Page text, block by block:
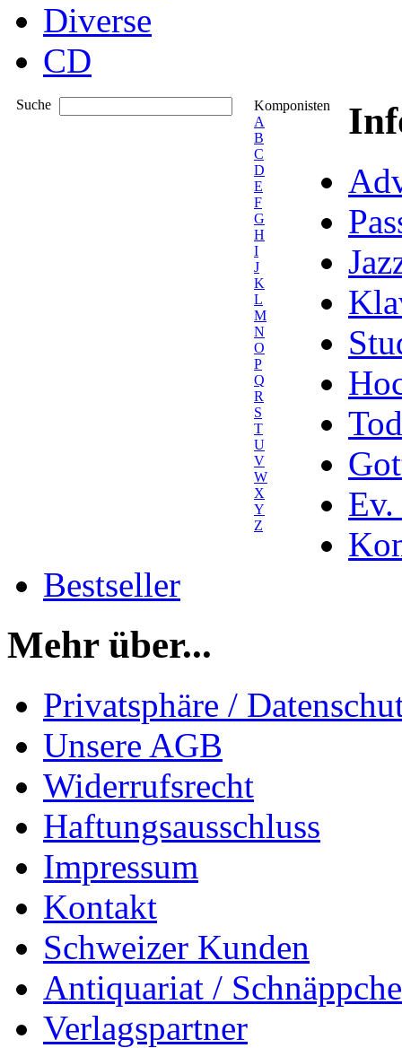
Diverse
CD
Suche
Komponisten
A
B
C
D
E
F
G
H
I
J
K
L
M
N
O
P
Q
R
S
T
U
V
W
X
Y
Z
Ev.
Bestseller
Mehr über...
Privatsphäre /
Unsere AGB
Widerrufsrecht
Haftungsausschluss
Impressum
Kontakt
Schweizer Kunden
Antiquariat /
Verlagspartner